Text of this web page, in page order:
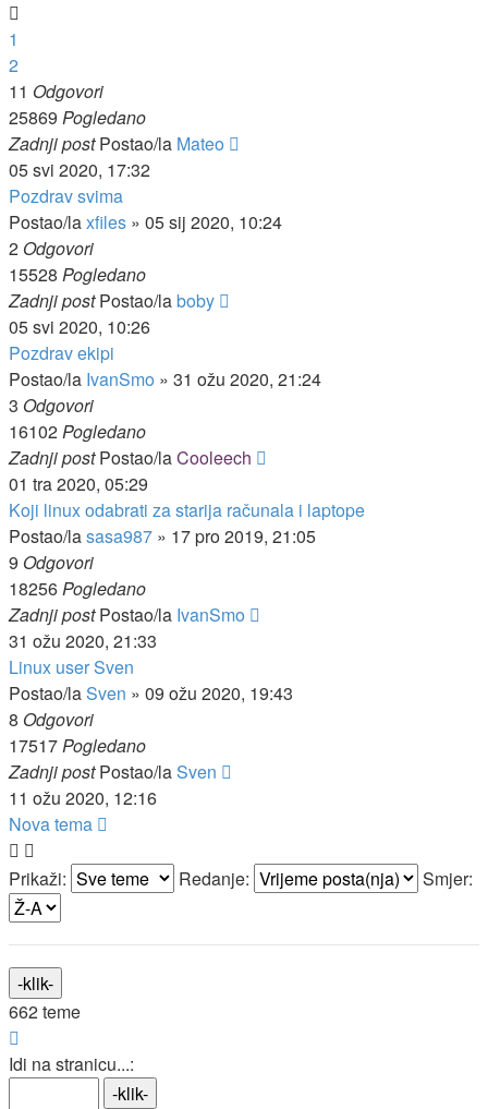
1
2
11 Odgovori
25869 Pogledano
Zadnji postPostao/la Mateo
05 svi 2020, 17:32
Pozdrav svima
Postao/laxfiles » 05 sij 2020, 10:24
2 Odgovori
15528 Pogledano
Zadnji postPostao/laboby
05 svi 2020, 10:26
Pozdrav ekipi
Postao/la IvanSmo » 31 ožu 2020, 21:24
3 Odgovori
16102Pogledano
Zadnji postPostao/laCooleech
01 tra 2020, 05:29
Koji linux odabrati za starija računala i laptope
Postao/lasasa987 » 17 pro 2019, 21:05
9 Odgovori
18256Pogledano
Zadnji postPostao/la IvanSmo
31 ožu 2020, 21:33
Linux user Sven
Postao/laSven » 09 ožu 2020, 19:43
8 Odgovori
17517Pogledano
Zadnji postPostao/laSven
11 ožu 2020, 12:16
Nova tema
Prikaži: Redanje: Smjer:
662 teme
1 27.
Idi na stranicu...: